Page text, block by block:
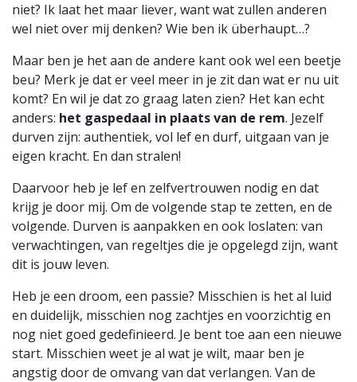
niet? Ik laat het maar liever, want wat zullen anderen
wel niet over mij denken? Wie ben ik überhaupt…?
Maar ben je het aan de andere kant ook wel een beetje
beu? Merk je dat er veel meer in je zit dan wat er nu uit
komt? En wil je dat zo graag laten zien? Het kan echt
anders: het gaspedaal in plaats van de rem. Jezelf
durven zijn: authentiek, vol lef en durf, uitgaan van je
eigen kracht. En dan stralen!
Daarvoor heb je lef en zelfvertrouwen nodig en dat
krijg je door mij. Om de volgende stap te zetten, en de
volgende. Durven is aanpakken en ook loslaten: van
verwachtingen, van regeltjes die je opgelegd zijn, want
dit is jouw leven.
Heb je een droom, een passie? Misschien is het al luid
en duidelijk, misschien nog zachtjes en voorzichtig en
nog niet goed gedefinieerd. Je bent toe aan een nieuwe
start. Misschien weet je al wat je wilt, maar ben je
angstig door de omvang van dat verlangen. Van de